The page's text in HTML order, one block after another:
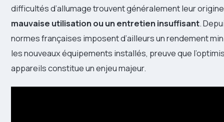
difficultés d’allumage trouvent généralement leur
mauvaise utilisation ou un entretien insuffisant.
normes françaises imposent d’ailleurs un rendement
les nouveaux équipements installés, preuve que
appareils constitue un enjeu majeur.